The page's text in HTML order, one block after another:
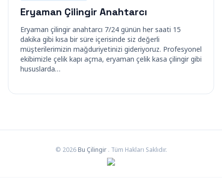
Eryaman Çilingir Anahtarcı
Eryaman çilingir anahtarcı 7/24 günün her saati 15
dakika gibi kısa bir süre içerisinde siz değerli
müşterilerimizin mağduriyetinizi gideriyoruz. Profesyonel
ekibimizle çelik kapı açma, eryaman çelik kasa çilingir gibi
hususlarda…
© 2026 Bu Çilingir . Tüm Hakları Saklıdır.